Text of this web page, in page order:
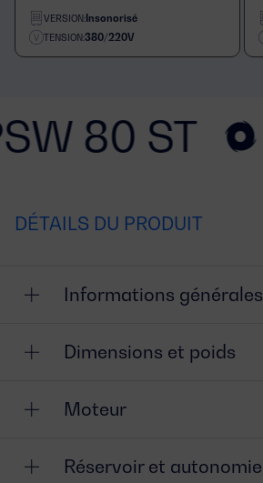
VERSION:Insonorisé
TENSION:380/220V
80 ST
DÉTAILS DU PRODUIT
Informations générales
Dimensions et poids
Moteur
Réservoir et autonomie